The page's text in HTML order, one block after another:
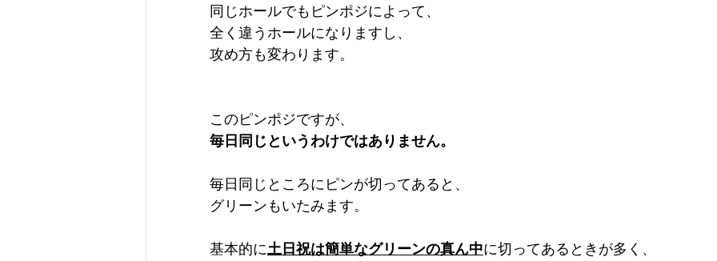
同じホールでもピンポジによって、
全く違うホールになりますし、
攻め方も変わります。
この​ピンポジですが、
毎日同じというわけではありません。
毎日同じところにピンが切ってあると、
グリーンもいたみます。
基本的に土日祝は簡単なグリーンの真ん中に切ってあるときが多く、